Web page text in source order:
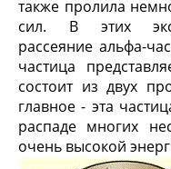
также пролила
сил. В этих
рассеяние альфа-
частица
состоит из двух
главное - эта
распаде многих
очень высокой